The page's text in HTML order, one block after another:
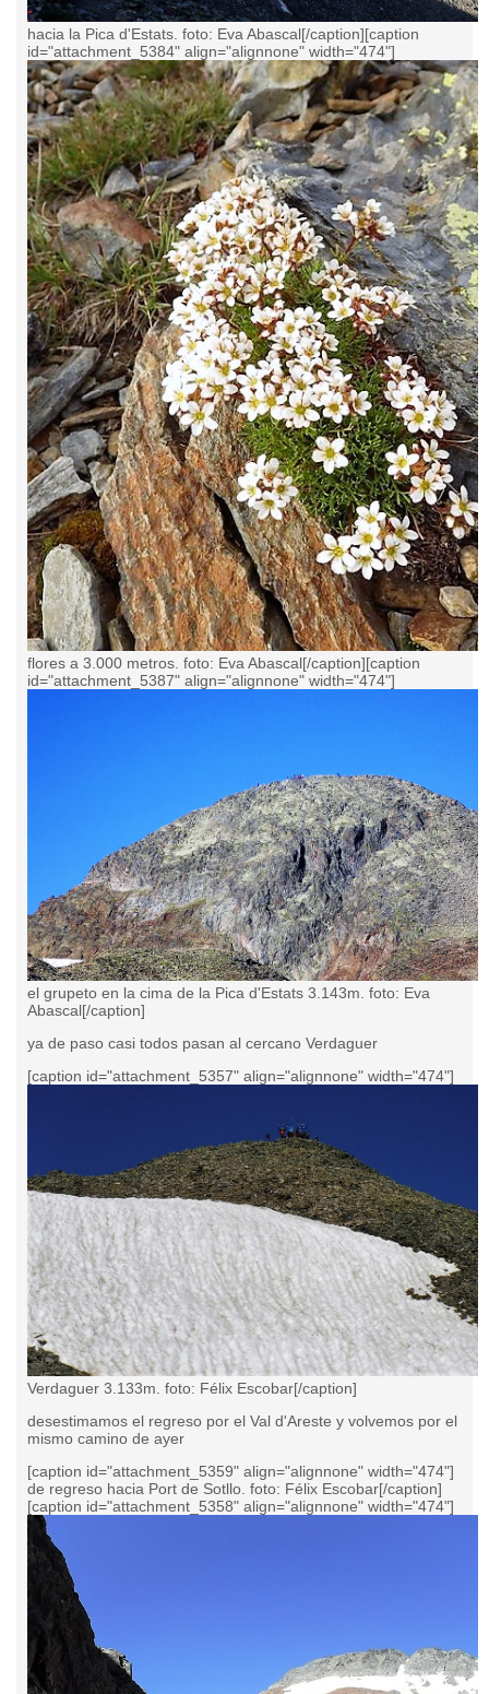
hacia la Pica d'Estats. foto: Eva Abascal[/caption][caption
id="attachment_5384" align="alignnone" width="474"]
flores a 3.000 metros. foto: Eva Abascal[/caption][caption
id="attachment_5387" align="alignnone" width="474"]
el grupeto en la cima de la Pica d'Estats 3.143m. foto: Eva
Abascal[/caption]
ya de paso casi todos pasan al cercano Verdaguer
[caption id="attachment_5357" align="alignnone" width="474"]
Verdaguer 3.133m. foto: Félix Escobar[/caption]
desestimamos el regreso por el Val d'Areste y volvemos por el
mismo camino de ayer
[caption id="attachment_5359" align="alignnone" width="474"]
de regreso hacia Port de Sotllo. foto: Félix Escobar[/caption]
[caption id="attachment_5358" align="alignnone" width="474"]